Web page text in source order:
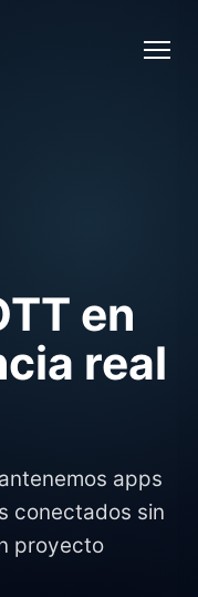
en
real
apps
conectados sin
proyecto